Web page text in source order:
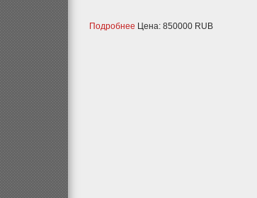
Подробнее Цена: 850000 RUB